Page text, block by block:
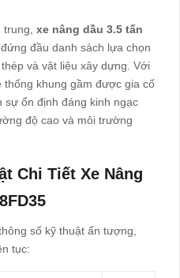
xe nâng dầu 3.5 tấn
đầu danh sách lựa chọn
và vật liệu xây dựng. Với
khung gầm được gia cố
sự ổn định đáng kinh ngạc
độ cao và môi trường
Chi Tiết Xe Nâng
số kỹ thuật ấn tượng,
tục: